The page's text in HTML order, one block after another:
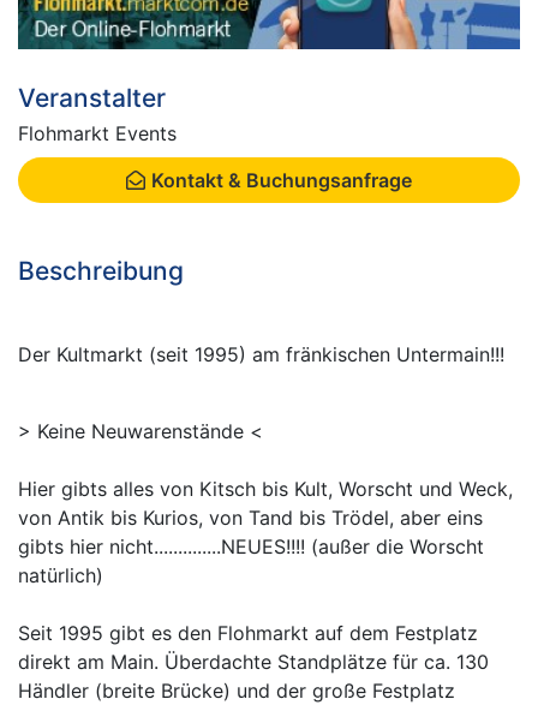
Veranstalter
Flohmarkt Events
Kontakt & Buchungsanfrage
Beschreibung
Der Kultmarkt (seit 1995) am fränkischen Untermain!!!
> Keine Neuwarenstände <
Hier gibts alles von Kitsch bis Kult, Worscht und Weck,
von Antik bis Kurios, von Tand bis Trödel, aber eins
gibts hier nicht..............NEUES!!!! (außer die Worscht
natürlich)
Seit 1995 gibt es den Flohmarkt auf dem Festplatz
direkt am Main. Überdachte Standplätze für ca. 130
Händler (breite Brücke) und der große Festplatz